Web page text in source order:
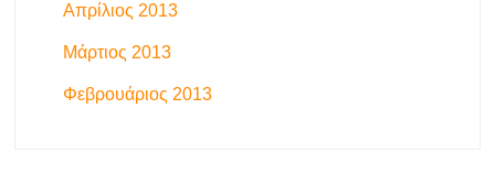
Απρίλιος 2013
Μάρτιος 2013
Φεβρουάριος 2013